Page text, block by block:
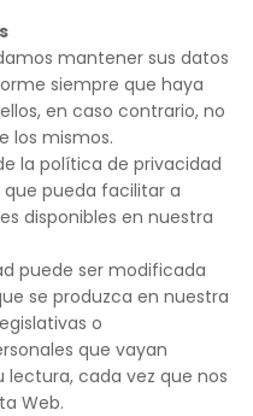
mantener sus datos
siempre que haya
en caso contrario, no
los mismos.
la política de privacidad
pueda facilitar a
disponibles en nuestra
puede ser modificada
se produzca en nuestra
o
que vayan
lectura, cada vez que nos
Web.